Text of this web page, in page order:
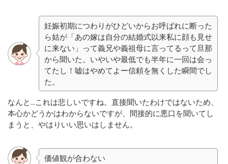
妊娠初期につわりがひどいからお呼ばれに断った
ら姑が「あの嫁は自分の結婚式以来私に顔も見せ
に来ない」って義兄や義祖母に言ってるって旦那
から聞いた。いやいや最低でも半年に一回は会っ
てたし！嘘はやめてよー信頼を無くした瞬間でし
た。
なんと...これは悲しいですね。直接聞いたわけではないため、
本心かどうかはわからないですが、間接的に悪口を聞いてし
まうと、やはりいい思いはしません。
価値観が合わない